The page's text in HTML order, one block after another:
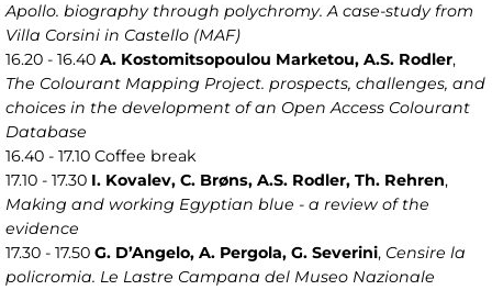
Apollo. biography through polychromy. A case-study from
Villa Corsini in Castello (MAF)
16.20 - 16.40 A. Kostomitsopoulou Marketou, A.S. Rodler,
The Colourant Mapping Project. prospects, challenges, and
choices in the development of an Open Access Colourant
Database
16.40 - 17.10 Coffee break
17.10 - 17.30 I. Kovalev, C. Brøns, A.S. Rodler, Th. Rehren,
Making and working Egyptian blue - a review of the
evidence
17.30 - 17.50 G. D’Angelo, A. Pergola, G. Severini, Censire la
policromia. Le Lastre Campana del Museo Nazionale